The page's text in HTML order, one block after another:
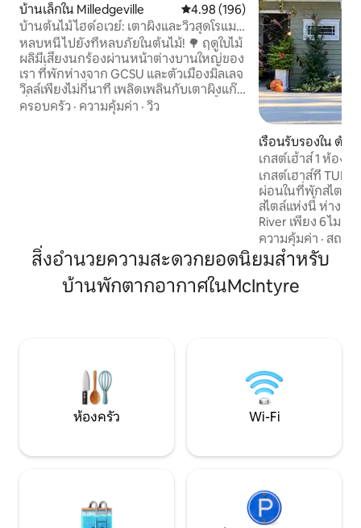
บ้านเล็กใน Milledgeville คะแนนเฉลี่ย 4.98 จาก 5, 196 รีวิว
4.98 (196)
บ้านต้นไม้ไฮด์อเวย์: เตาผิงและวิวสุดโรแมน
ติก
หลบหนีไปยังที่หลบภัยในต้นไม้! 🌳 ฤดูใบไม้
ผลิมีเสียงนกร้องผ่านหน้าต่างบานใหญ่ของ
เรา ที่พักห่างจาก GCSU และตัวเมืองมิลเลจ
วิลล์เพียงไม่กี่นาที เพลิดเพลินกับเตาผิงแก๊ส
ที่อบอุ่น เตียงควีนไซส์ และฝักบัวอาบน้ำ
แบบสายฝน ห้องครัวขนาดเล็กมีเครื่องชง
พักผ่อนท่ามกลางบรรยากาศฤดูใบไม้ผลิที่
เงียบสงบของคุณวันนี้! ✨
ครอบครัว · ความคุ้มค่า · วิว
เรือนรับรองใน ดับ
เกสต์เฮ้าส์ 1 ห้อง
เกสต์เฮาส์ที่
ผ่อนในที่พักสไตล์
สไตล์แห่งนี้ ห่างจา
River เพียง 6 ไมล์
โรงพยาบาล VA แ
ค 20 นาที สวนสาธ
นาที ห้องนอนขนา
ควีนไซส์และลอฟ
4 คนและเด็ก 2 ค
จอดรถแยกต่างหา
ความคุ้มค่า · สถาน
สิ่งอำนวยความสะดวกยอดนิยมสำหรับ
บ้านพักตากอากาศในMcIntyre
ห้องครัว Wi-Fi